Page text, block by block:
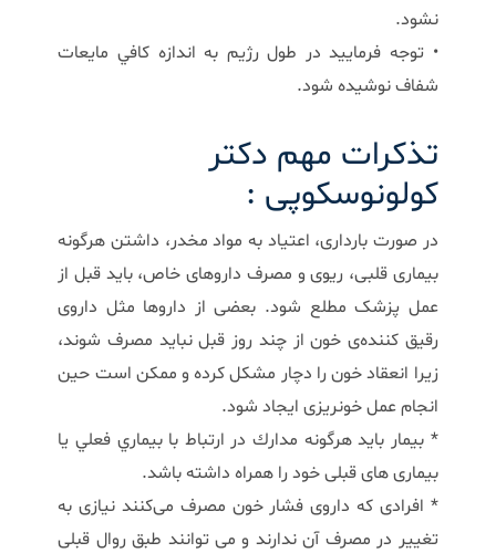
نشود.
• توجه فرماييد در طول رژیم به اندازه كافي مايعات
شفاف نوشيده شود.
تذکرات مهم دکتر
کولونوسکوپی :
در صورت بارداری، اعتیاد به مواد مخدر، داشتن هرگونه
بیماری قلبی، ریوی و مصرف داروهای خاص، باید قبل از
عمل پزشک مطلع شود. بعضی از داروها مثل داروی
رقیق کننده‌ی خون از چند روز قبل نباید مصرف شوند،
زیرا انعقاد خون را دچار مشکل کرده و ممکن است حین
انجام عمل خونریزی ایجاد شود.
* بیمار باید هرگونه مدارك در ارتباط با بيماري فعلي یا
بیماری های قبلی خود را همراه داشته باشد.
* افرادی که داروی فشار خون مصرف می‌کنند نیازی به
تغییر در مصرف آن ندارند و می توانند طبق روال قبلی